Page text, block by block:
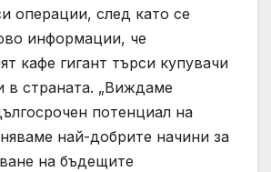
операции, след като се
информации, че
кафе гигант търси купувачи
в страната. „Виждаме
потенциал на
най-добрите начини за
на бъдещите